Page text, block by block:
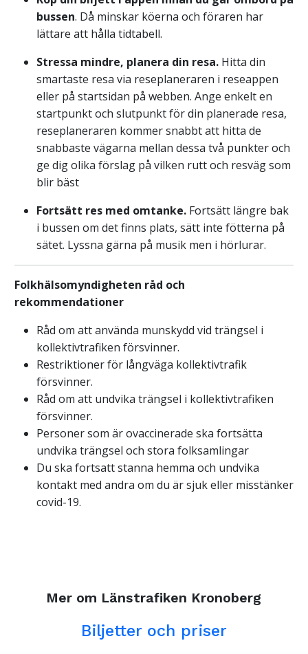
bussen. Då minskar köerna och föraren har
lättare att hålla tidtabell.
Stressa mindre, planera din resa.Hitta din
smartaste resa via reseplaneraren i reseappen
eller på startsidan på webben. Ange enkelt en
startpunkt och slutpunkt för din planerade resa,
reseplaneraren kommer snabbt att hitta de
snabbaste vägarna mellan dessa två punkter och
ge dig olika förslag på vilken rutt och resväg som
blir bäst
Fortsätt res med omtanke.Fortsätt längre bak
i bussen om det finns plats, sätt inte fötterna på
sätet. Lyssna gärna på musik men i hörlurar.
Folkhälsomyndigheten råd och
rekommendationer
Råd om att använda munskydd vid trängsel i
kollektivtrafiken försvinner.
Restriktioner för långväga kollektivtrafik
försvinner.
Råd om att undvika trängsel i kollektivtrafiken
försvinner.
Personer som är ovaccinerade ska fortsätta
undvika trängsel och stora folksamlingar
Du ska fortsatt stanna hemma och undvika
kontakt med andra om du är sjuk eller misstänker
covid-19.
Mer om Länstrafiken Kronoberg
Biljetter och priser